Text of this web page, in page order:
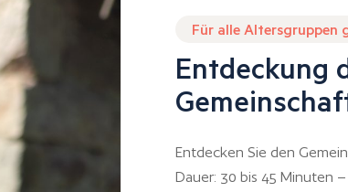
Für alle Altersgruppen
Entdeckung
Entdecken Sie den
Dauer: 30 bis 45 Minuten